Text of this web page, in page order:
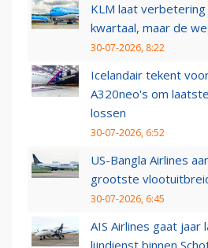
KLM laat
kwartaal, maar de
30-07-2026, 8:22
Icelandair tekent
A320neo's om
lossen
30-07-2026, 6:52
US-Bangla Airlines
grootste
30-07-2026, 6:45
AIS Airlines gaat